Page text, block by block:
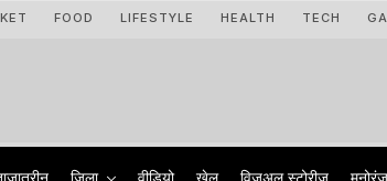
FOOD LIFESTYLE HEALTH TECH
जिला वीडियो खेल विज़ुअल स्टोरीज़